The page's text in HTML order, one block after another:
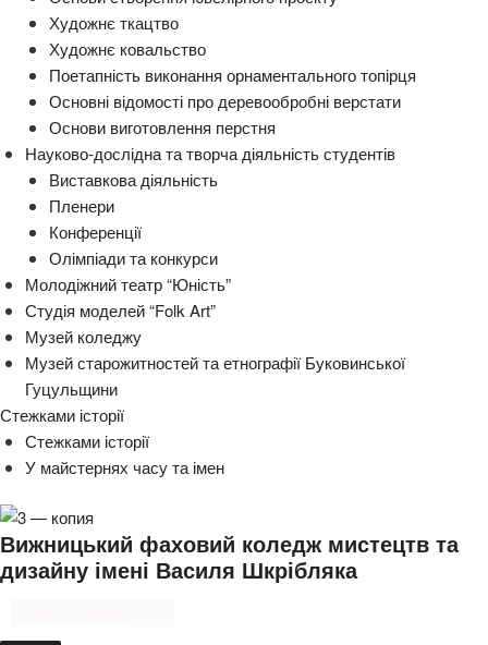
Художнє ткацтво
Художнє ковальство
Поетапність виконання орнаментального топірця
Основні відомості про деревообробні верстати
Основи виготовлення перстня
Науково-дослідна та творча діяльність студентів
Виставкова діяльність
Пленери
Конференції
Олімпіади та конкурси
Молодіжний театр “Юність”
Студія моделей “Folk Art”
Музей коледжу
Музей старожитностей та етнографії Буковинської
Гуцульщини
Стежками історії
Стежками історії
У майстернях часу та імен
Вижницький фаховий коледж мистецтв та
дизайну імені Василя Шкрібляка